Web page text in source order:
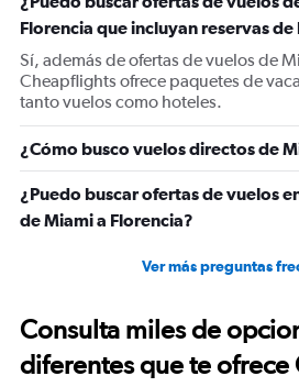
Y
axis
displaying
values.
Range:
0
1500.
Florencia que incluyan reservas de
Sí, además de ofertas de vuelos de
Cheapflights ofrece paquetes de
tanto vuelos como hoteles.
¿Cómo busco vuelos directos de
¿Puedo buscar ofertas de vuelos
de Miami a Florencia?
Ver más preguntas
Consulta miles de
diferentes que te ofrece